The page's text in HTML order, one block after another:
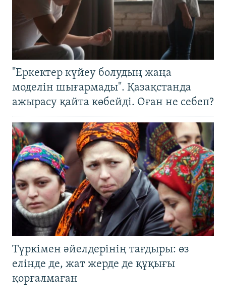
"Еркектер күйеу болудың жаңа
моделін шығармады". Қазақстанда
ажырасу қайта көбейді. Оған не себеп?
Түркімен әйелдерінің тағдыры: өз
елінде де, жат жерде де құқығы
қорғалмаған